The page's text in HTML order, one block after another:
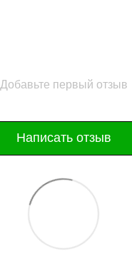
Добавьте первый отзыв
Написать отзыв